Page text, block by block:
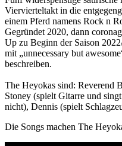
Viervierteltakt in die
einem Pferd namens Rock n
Gegründet 2020, dann
Up zu Beginn der Saison
mit „unnecessary but
beschreiben.
The Heyokas sind: Reverend
Stoney (spielt Gitarre und
nicht), Dennis (spielt
Die Songs machen The